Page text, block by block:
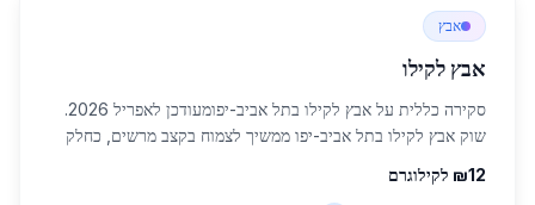
אבץ
אבץ לקילו
סקירה כללית על אבץ לקילו בתל אביב-יפומעודכן לאפריל 2026.
שוק אבץ לקילו בתל אביב-יפו ממשיך לצמוח בקצב מרשים, כחלק
עם אוכלוסייה של כ-460,613 תושבי...
₪12 לקילוגרם